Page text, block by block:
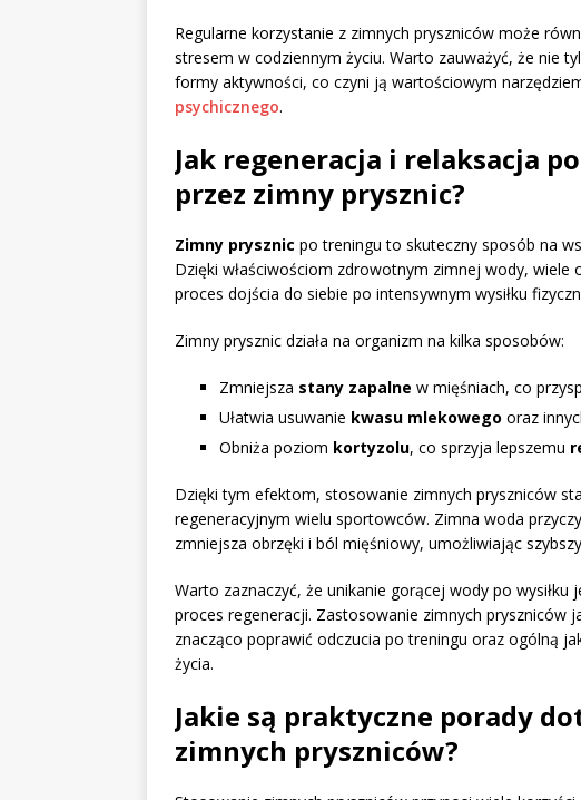
Regularne korzystanie z zimnych pryszniców może
stresem w codziennym życiu. Warto zauważyć, że nie
formy aktywności, co czyni ją wartościowym
psychicznego.
Jak regeneracja i relaksacja
przez zimny prysznic?
Zimny prysznic po treningu to skuteczny sposób na
Dzięki właściwościom zdrowotnym zimnej wody,
proces dojścia do siebie po intensywnym wysiłku
Zimny prysznic działa na organizm na kilka sposobów:
Zmniejsza stany zapalne w mięśniach, co
Ułatwia usuwanie kwasu mlekowego oraz
Obniża poziom kortyzolu, co sprzyja lepszemu
Dzięki tym efektom, stosowanie zimnych pryszniców
regeneracyjnym wielu sportowców. Zimna woda
zmniejsza obrzęki i ból mięśniowy, umożliwiając
Warto zaznaczyć, że unikanie gorącej wody po
proces regeneracji. Zastosowanie zimnych
znacząco poprawić odczucia po treningu oraz ogólną
życia.
Jakie są praktyczne porady
zimnych pryszniców?